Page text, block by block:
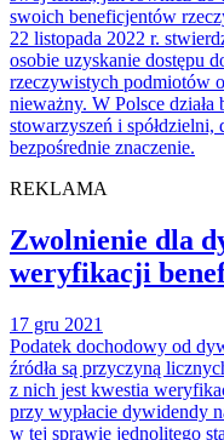
swoich beneficjentów
22 listopada 2022 r.
osobie uzyskanie dostępu
rzeczywistych podmiotów
nieważny. W Polsce
stowarzyszeń i
bezpośrednie znaczenie.
REKLAMA
Zwolnienie dla
weryfikacji
17 gru 2021
Podatek dochodowy od
źródła są przyczyną
z nich jest kwestia
przy wypłacie dywidendy
w tej sprawie jednolitego